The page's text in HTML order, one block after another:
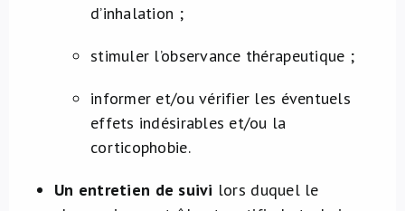
d’inhalation ;
stimuler l’observance thérapeutique ;
informer et/ou vérifier les éventuels
effets indésirables et/ou la
corticophobie.
Un entretien de suivi lors duquel le